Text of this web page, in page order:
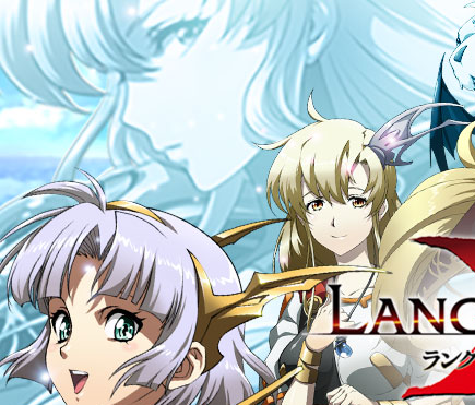
http://local_tomcat_cms/langrisserNotice/5187.jhtml